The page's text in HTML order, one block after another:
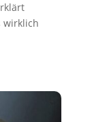
wirklich